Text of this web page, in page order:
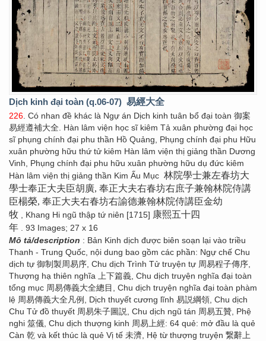
Dịch kinh đại toàn (q.06-07) 易經大全
226 . Có nhan đề khác là Ngự án Dịch kinh tuân bổ đại toàn 御案
易經遵補大全. Hàn lâm viện học sĩ kiêm Tả xuân phường đại học
sĩ phụng chính đại phu thần Hồ Quảng, Phụng chính đại phu Hữu
xuân phường hữu thứ tử kiêm Hàn lâm viện thị giảng thần Dương
Vinh, Phụng chính đại phu hữu xuân phường hữu dụ đức kiêm
Hàn lâm viện thị giảng thần Kim Ấu Mục 林院學士兼左春坊大
學士奉正大夫臣胡廣, 奉正大夫右春坊右庶子兼翰林院侍講
臣楊榮, 奉正大夫右春坊右諭德兼翰林院侍講臣金幼
牧 , Khang Hi ngũ thập tứ niên [1715] 康熙五十四
年 . 93 Images; 27 x 16
Mô tả/description : Bản Kinh dịch được biên soạn lại vào triều
Thanh - Trung Quốc, nội dung bao gồm các phần: Ngự chế Chu
dịch tự 御制製周易序, Chu dịch Trình Tử truyện tự 周易程子傳序,
Thượng hạ thiên nghĩa 上下篇義, Chu dịch truyện nghĩa đại toàn
tổng mục 周易傳義大全總目, Chu dịch truyện nghĩa đại toàn phàm
lệ 周易傳義大全凡例, Dịch thuyết cương lĩnh 易説綱領, Chu dịch
Chu Tử đồ thuyết 周易朱子圖説, Chu dịch ngũ tán 周易五贊, Phệ
nghi 筮儀, Chu dịch thượng kinh 周易上經: 64 quẻ: mở đầu là quẻ
Càn 乾 và kết thúc là quẻ Vị tế 未濟, Hệ từ thượng truyện 繋辭上